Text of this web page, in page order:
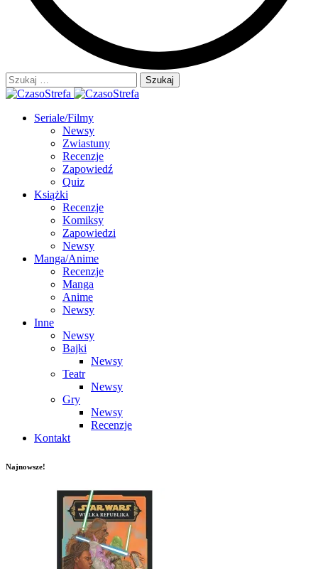
Szukaj:
Seriale/Filmy
Newsy
Zwiastuny
Recenzje
Zapowiedź
Quiz
Książki
Recenzje
Komiksy
Zapowiedzi
Newsy
Manga/Anime
Recenzje
Manga
Anime
Newsy
Inne
Newsy
Bajki
Newsy
Teatr
Newsy
Gry
Newsy
Recenzje
Kontakt
Najnowsze!